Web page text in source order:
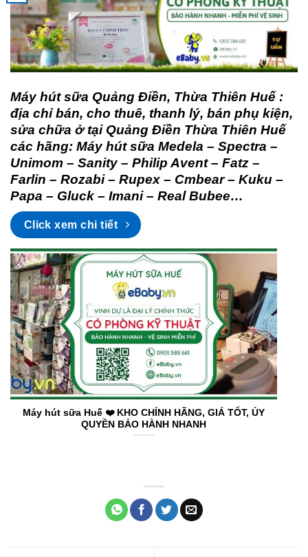
Máy hút sữa Quảng Điền, Thừa Thiên Huế :
địa chỉ bán, cho thuê, thanh lý, bán phụ kiện,
sửa chữa ở tại Quảng Điền Thừa Thiên Huế
các hãng: Máy hút sữa Medela – Spectra –
Unimom – Sanity – Philip Avent – Fatz –
Farlin – Rozabi – Rupex – Cmbear – Kuku –
Papa – Gluck – Imani – Real Bubee…
Click xem chi tiết
Máy hút sữa Huế ❤️️ KHO CHÍNH HÃNG, GIÁ TỐT, ỦY
QUYỀN BẢO HÀNH NHANH